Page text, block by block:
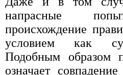
напрасные
происхождение
условием как
Подобным образом
означает